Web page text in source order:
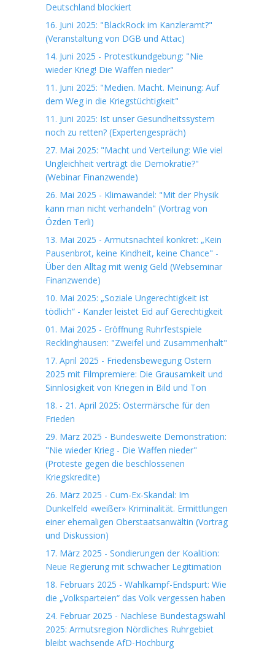
Deutschland blockiert
16. Juni 2025: "BlackRock im Kanzleramt?"
(Veranstaltung von DGB und Attac)
14. Juni 2025 - Protestkundgebung: "Nie
wieder Krieg! Die Waffen nieder"
11. Juni 2025: "Medien. Macht. Meinung: Auf
dem Weg in die Kriegstüchtigkeit"
11. Juni 2025: Ist unser Gesundheitssystem
noch zu retten? (Expertengespräch)
27. Mai 2025: "Macht und Verteilung: Wie viel
Ungleichheit verträgt die Demokratie?"
(Webinar Finanzwende)
26. Mai 2025 - Klimawandel: "Mit der Physik
kann man nicht verhandeln" (Vortrag von
Özden Terli)
13. Mai 2025 - Armutsnachteil konkret: „Kein
Pausenbrot, keine Kindheit, keine Chance" -
Über den Alltag mit wenig Geld (Webseminar
Finanzwende)
10. Mai 2025: „Soziale Ungerechtigkeit ist
tödlich“ - Kanzler leistet Eid auf Gerechtigkeit
01. Mai 2025 - Eröffnung Ruhrfestspiele
Recklinghausen: "Zweifel und Zusammenhalt"
17. April 2025 - Friedensbewegung Ostern
2025 mit Filmpremiere: Die Grausamkeit und
Sinnlosigkeit von Kriegen in Bild und Ton
18. - 21. April 2025: Ostermärsche für den
Frieden
29. März 2025 - Bundesweite Demonstration:
"Nie wieder Krieg - Die Waffen nieder"
(Proteste gegen die beschlossenen
Kriegskredite)
26. März 2025 - Cum-Ex-Skandal: Im
Dunkelfeld «weißer» Kriminalität. Ermittlungen
einer ehemaligen Oberstaatsanwältin (Vortrag
und Diskussion)
17. März 2025 - Sondierungen der Koalition:
Neue Regierung mit schwacher Legitimation
18. Februars 2025 - Wahlkampf-Endspurt: Wie
die „Volksparteien“ das Volk vergessen haben
24. Februar 2025 - Nachlese Bundestagswahl
2025: Armutsregion Nördliches Ruhrgebiet
bleibt wachsende AfD-Hochburg